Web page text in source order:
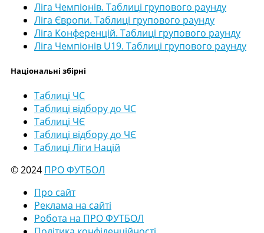
Ліга Чемпіонів. Таблиці групового раунду
Ліга Європи. Таблиці групового раунду
Ліга Конференцій. Таблиці групового раунду
Ліга Чемпіонів U19. Таблиці групового раунду
Національні збірні
Таблиці ЧС
Таблиці відбору до ЧС
Таблиці ЧЄ
Таблиці відбору до ЧЄ
Таблиці Ліги Націй
© 2024 ПРО ФУТБОЛ
Про сайт
Реклама на сайті
Робота на ПРО ФУТБОЛ